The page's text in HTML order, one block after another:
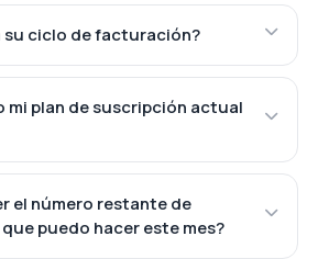
ciclo de facturación?
mi plan de suscripción actual
el número restante de
que puedo hacer este mes?